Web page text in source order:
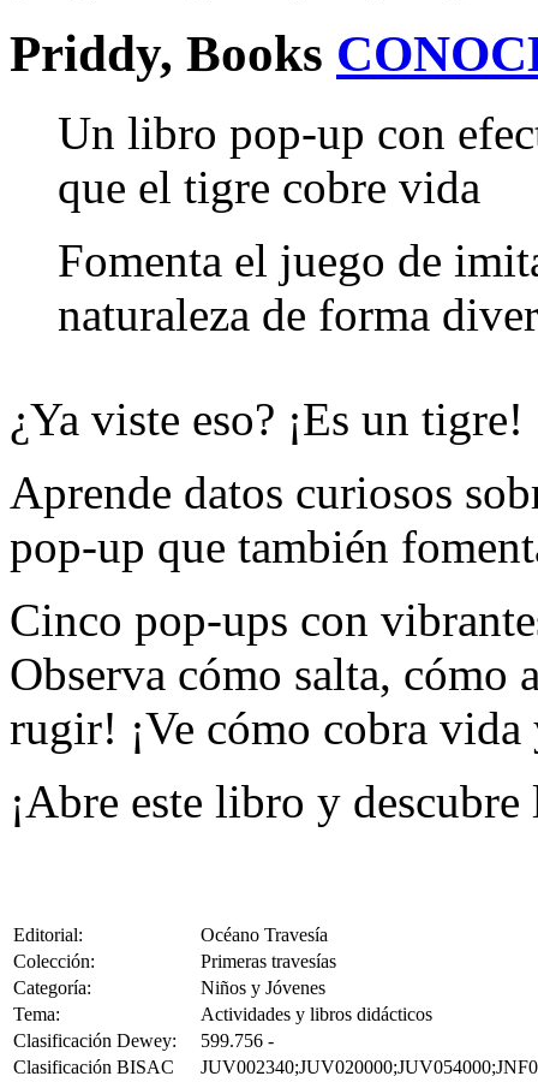
Priddy, Books
Un libro pop-up con
que el tigre cobre vida
Fomenta el juego de
naturaleza de forma
¿Ya viste eso? ¡Es un tigre!
Aprende datos curiosos
pop-up que también
Cinco pop-ups con
Observa cómo salta, cómo
rugir! ¡Ve cómo cobra vida
¡Abre este libro y
Editorial:
Océano Travesía
Colección:
Primeras travesías
Categoría:
Niños y Jóvenes
Tema:
Actividades y libros didácticos
Clasificación Dewey:
599.756 -
Clasificación BISAC